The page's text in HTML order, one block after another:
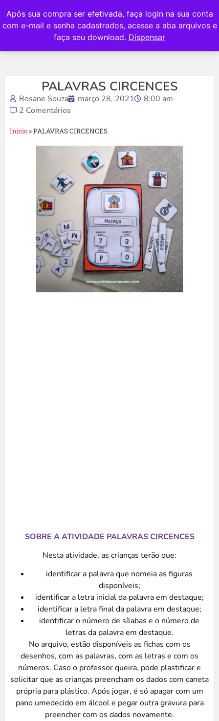
Após sua compra ser efetivada, faça login na sua conta
com e-mail e senha cadastrados, acesse a aba arquivos e
faça seu download. Dispensar
PALAVRAS CIRCENCES
Rosane Souza março 28, 2021
8:00 am
2 Comentários
Início »PALAVRAS CIRCENCES
SOBRE A ATIVIDADE PALAVRAS CIRCENCES
Nesta atividade, as crianças terão que:
identificar a palavra que nomeia as figuras
disponíveis;
identificar a letra inicial da palavra em destaque;
identificar a letra final da palavra em destaque;
identificar o número de sílabas e o número de
letras da palavra em destaque.
No arquivo, estão disponíveis as fichas com os
desenhos, com as palavras, com as letras e com os
números. Caso o professor queira, pode plastificar e
solicitar que as crianças preencham os dados com caneta
própria para plástico. Após jogar, é só apagar com um
pano umedecido em álcool e pegar outra gravura para
preencher com os dados novamente.